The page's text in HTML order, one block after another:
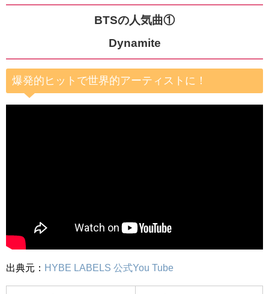
BTSの人気曲①
Dynamite
爆発的ヒットで世界的アーティストに！
出典元： HYBE LABELS 公式You Tube